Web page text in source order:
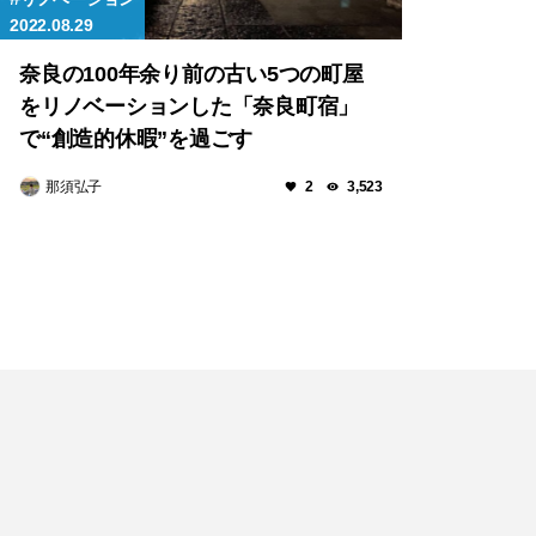
2022.08.29
奈良の100年余り前の古い5つの町屋
をリノベーションした「奈良町宿」
で“創造的休暇”を過ごす
那須弘子 2 3,523